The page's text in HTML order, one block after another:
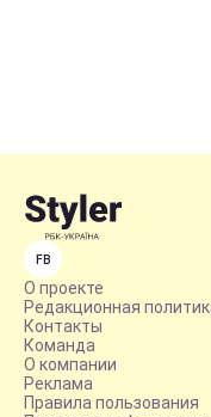
FB
О проекте
Редакционная
Контакты
Команда
О компании
Реклама
Правила пользования